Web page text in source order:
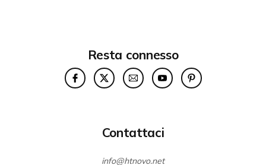
Resta connesso
Contattaci
info@htnovo.net